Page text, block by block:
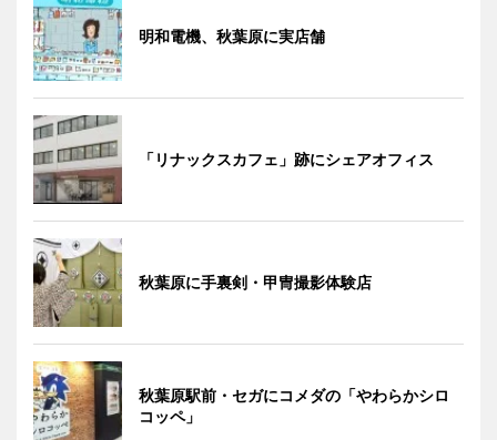
明和電機、秋葉原に実店舗
「リナックスカフェ」跡にシェアオフィス
秋葉原に手裏剣・甲冑撮影体験店
秋葉原駅前・セガにコメダの「やわらかシロ
コッペ」